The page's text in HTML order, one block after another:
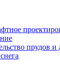
прудов